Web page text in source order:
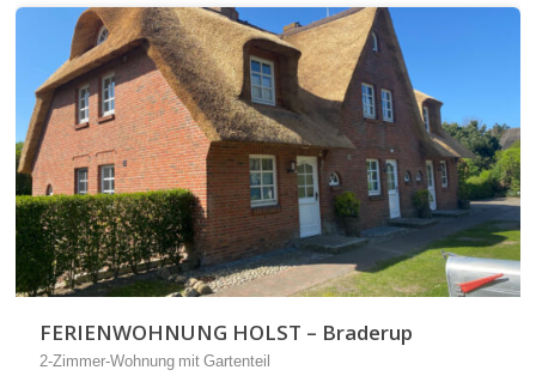
FERIENWOHNUNG HOLST – Braderup
2-Zimmer-Wohnung mit Gartenteil